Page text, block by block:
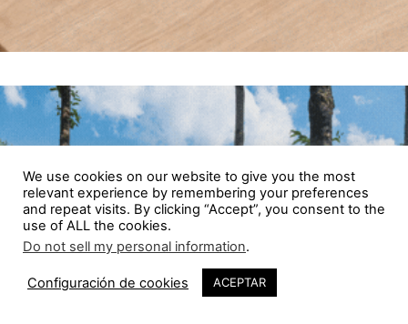
We use cookies on our website to give you the most
relevant experience by remembering your preferences
and repeat visits. By clicking “Accept”, you consent to the
use of ALL the cookies.
Do not sell my personal information.
Configuración de cookies ACEPTAR